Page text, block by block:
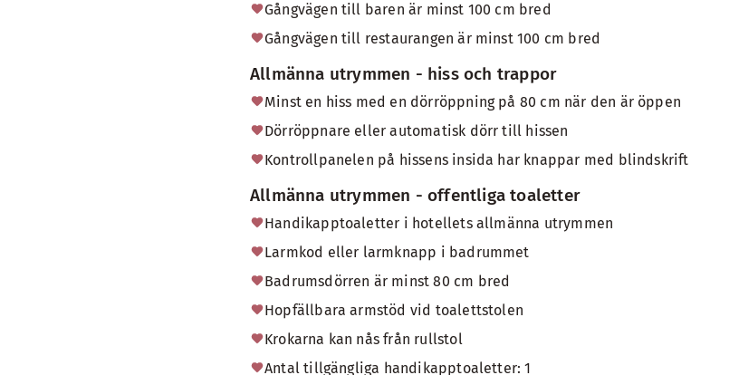
Gångvägen till baren är minst 100 cm bred
Gångvägen till restaurangen är minst 100 cm bred
Allmänna utrymmen - hiss och trappor
Minst en hiss med en dörröppning på 80 cm när den är öppen
Dörröppnare eller automatisk dörr till hissen
Kontrollpanelen på hissens insida har knappar med blindskrift
Allmänna utrymmen - offentliga toaletter
Handikapptoaletter i hotellets allmänna utrymmen
Larmkod eller larmknapp i badrummet
Badrumsdörren är minst 80 cm bred
Hopfällbara armstöd vid toalettstolen
Krokarna kan nås från rullstol
Antal tillgängliga handikapptoaletter: 1